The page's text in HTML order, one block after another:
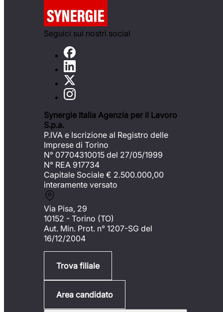
Seguici sui nostri social
Synergie Italia Agenzia per il Lavoro
S.p.a.
P.IVA e Iscrizione al Registro delle
Imprese di Torino
N° 07704310015 del 27/05/1999
N° REA 917734
Capitale Sociale € 2.500.000,00
interamente versato
Via Pisa, 29
10152 - Torino (TO)
Aut. Min. Prot. n° 1207-SG del
16/12/2004
Trova filiale
Area candidato